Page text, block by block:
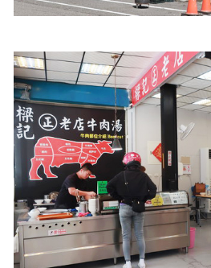
關於Yilan
個人著作
活動實況記錄
媒體報導一覽
合作與代言
訂閱電子報